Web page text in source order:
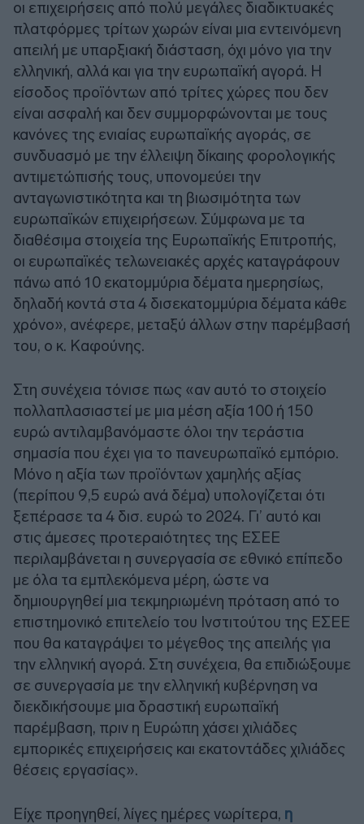
οι επιχειρήσεις από πολύ μεγάλες διαδικτυακές
πλατφόρμες τρίτων χωρών είναι μια εντεινόμενη
απειλή με υπαρξιακή διάσταση, όχι μόνο για την
ελληνική, αλλά και για την ευρωπαϊκή αγορά. Η
είσοδος προϊόντων από τρίτες χώρες που δεν
είναι ασφαλή και δεν συμμορφώνονται με τους
κανόνες της ενιαίας ευρωπαϊκής αγοράς, σε
συνδυασμό με την έλλειψη δίκαιης φορολογικής
αντιμετώπισής τους, υπονομεύει την
ανταγωνιστικότητα και τη βιωσιμότητα των
ευρωπαϊκών επιχειρήσεων. Σύμφωνα με τα
διαθέσιμα στοιχεία της Ευρωπαϊκής Επιτροπής,
οι ευρωπαϊκές τελωνειακές αρχές καταγράφουν
πάνω από 10 εκατομμύρια δέματα ημερησίως,
δηλαδή κοντά στα 4 δισεκατομμύρια δέματα κάθε
χρόνο», ανέφερε, μεταξύ άλλων στην παρέμβασή
του, ο κ. Καφούνης.
Στη συνέχεια τόνισε πως «αν αυτό το στοιχείο
πολλαπλασιαστεί με μια μέση αξία 100 ή 150
ευρώ αντιλαμβανόμαστε όλοι την τεράστια
σημασία που έχει για το πανευρωπαϊκό εμπόριο.
Μόνο η αξία των προϊόντων χαμηλής αξίας
(περίπου 9,5 ευρώ ανά δέμα) υπολογίζεται ότι
ξεπέρασε τα 4 δισ. ευρώ το 2024. Γι’ αυτό και
στις άμεσες προτεραιότητες της ΕΣΕΕ
περιλαμβάνεται η συνεργασία σε εθνικό επίπεδο
με όλα τα εμπλεκόμενα μέρη, ώστε να
δημιουργηθεί μια τεκμηριωμένη πρόταση από το
επιστημονικό επιτελείο του Ινστιτούτου της ΕΣΕΕ
που θα καταγράψει το μέγεθος της απειλής για
την ελληνική αγορά. Στη συνέχεια, θα επιδιώξουμε
σε συνεργασία με την ελληνική κυβέρνηση να
διεκδικήσουμε μια δραστική ευρωπαϊκή
παρέμβαση, πριν η Ευρώπη χάσει χιλιάδες
εμπορικές επιχειρήσεις και εκατοντάδες χιλιάδες
θέσεις εργασίας».
Είχε προηγηθεί, λίγες ημέρες νωρίτερα, η